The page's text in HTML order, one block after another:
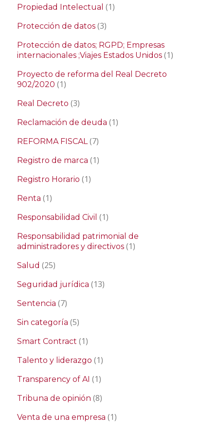
Propiedad Intelectual (1)
Protección de datos (3)
Protección de datos; RGPD; Empresas
internacionales ;Viajes Estados Unidos (1)
Proyecto de reforma del Real Decreto
902/2020 (1)
Real Decreto (3)
Reclamación de deuda (1)
REFORMA FISCAL(7)
Registro de marca (1)
Registro Horario (1)
Renta (1)
Responsabilidad Civil (1)
Responsabilidad patrimonial de
administradores y directivos (1)
Salud (25)
Seguridad jurídica (13)
Sentencia (7)
Sin categoría (5)
Smart Contract (1)
Talento y liderazgo (1)
Transparency of AI (1)
Tribuna de opinión (8)
Venta de una empresa (1)